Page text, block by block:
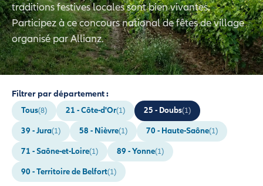
traditions festives locales sont bien vivantes.
Participez à ce concours national de fêtes de village
organisé par Allianz.
Filtrer par département :
Tous(8) 21 - Côte-d'Or(1) 25 - Doubs(1)
39 - Jura(1) 58 - Nièvre(1) 70 - Haute-Saône(1)
71 - Saône-et-Loire(1) 89 - Yonne(1)
90 - Territoire de Belfort(1)